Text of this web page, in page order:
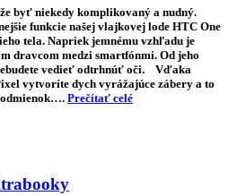
byť niekedy komplikovaný a nudný.
funkcie našej vlajkovej lode HTC One
tela. Napriek jemnému vzhľadu je
dravcom medzi smartfónmi. Od jeho
vedieť odtrhnúť oči. Vďaka
vytvoríte dych vyrážajúce zábery a to
Prečítať celé